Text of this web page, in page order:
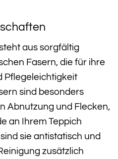
aus sorgfältig
Fasern, die für ihre
Pflegeleichtigkeit
sind besonders
Abnutzung und Flecken,
an Ihrem Teppich
sie antistatisch und
zusätzlich